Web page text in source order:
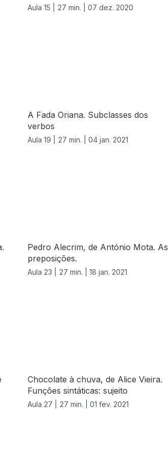
Aula 15 | 27 min. | 07 dez. 2020
A Fada Oriana. Subclasses dos
verbos
Aula 19 | 27 min. | 04 jan. 2021
Pedro Alecrim, de António Mota. As
preposições.
Aula 23 | 27 min. | 18 jan. 2021
Chocolate à chuva, de Alice Vieira.
Funções sintáticas: sujeito
Aula 27 | 27 min. | 01 fev. 2021